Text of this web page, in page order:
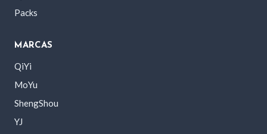
Packs
MARCAS
QiYi
MoYu
ShengShou
YJ